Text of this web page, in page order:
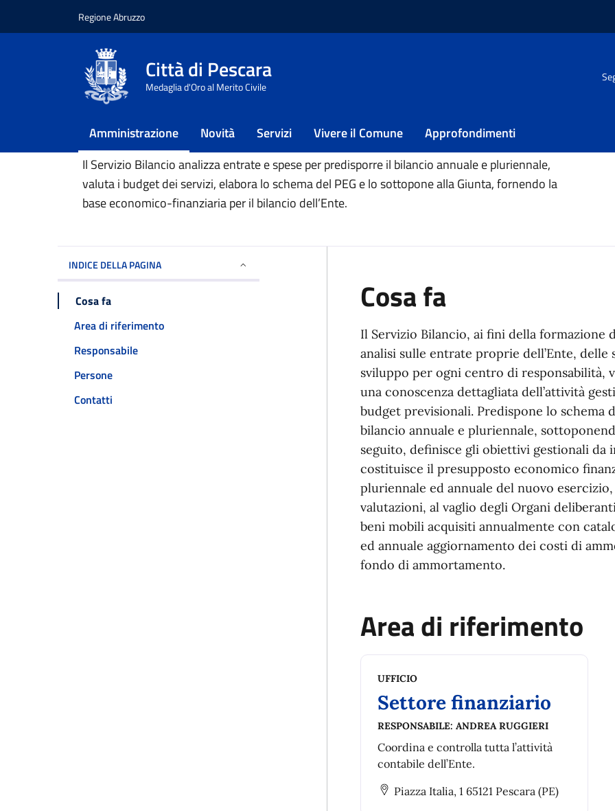
Regione Abruzzo
Città di Pescara
Medaglia d'Oro al Merito Civile
Amministrazione Novità Servizi Vivere il Comune Approfondimenti
Home / Amministrazione / Servizio bilancio
Servizio bilancio
Il Servizio Bilancio analizza entrate e spese per predisporre il bilancio annuale e pluriennale,
valuta i budget dei servizi, elabora lo schema del PEG e lo sottopone alla Giunta, fornendo la
base economico-finanziaria per il bilancio dell’Ente.
INDICE DELLA PAGINA
Cosa fa
Area di riferimento
Responsabile
Persone
Contatti
Cosa fa
Il Servizio Bilancio, ai fini della formazione
analisi sulle entrate proprie dell’Ente, delle
sviluppo per ogni centro di
una conoscenza dettagliata dell’attività
budget previsionali. Predispone lo schema
bilancio annuale e pluriennale,
seguito, definisce gli obiettivi gestionali da
costituisce il presupposto economico
pluriennale ed annuale del nuovo
valutazioni, al vaglio degli Organi
beni mobili acquisiti annualmente con
ed annuale aggiornamento dei costi di
fondo di ammortamento.
Area di riferimento
UFFICIO
Settore finanziario
RESPONSABILE: ANDREA RUGGIERI
Coordina e controlla tutta l’attività
contabile dell’Ente.
Piazza Italia, 1 65121 Pescara (PE)